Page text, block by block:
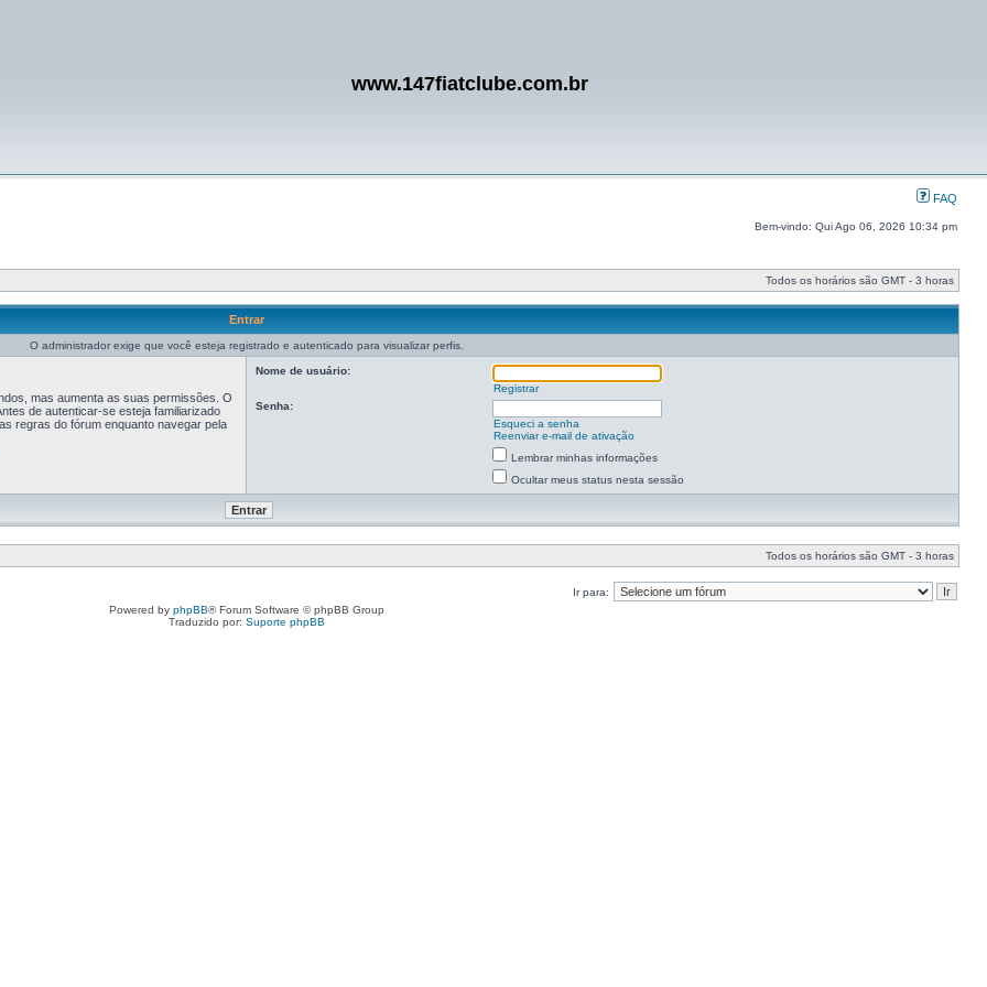
www.147fiatclube.com.br
FAQ
Bem-vindo: Qui Ago 06, 2026 10:34 pm
Todos os horários são GMT - 3 horas
Entrar
O administrador exige que você esteja registrado e autenticado para visualizar perfis.
mas aumenta as suas permissões. O
de autenticar-se esteja familiarizado
regras do fórum enquanto navegar pela
Nome de usuário:
Registrar
Senha:
Esqueci a senha
Reenviar e-mail de ativação
Lembrar minhas informações
Ocultar meus status nesta sessão
Todos os horários são GMT - 3 horas
Ir para:
Powered by phpBB® Forum Software © phpBB Group
Traduzido por: Suporte phpBB